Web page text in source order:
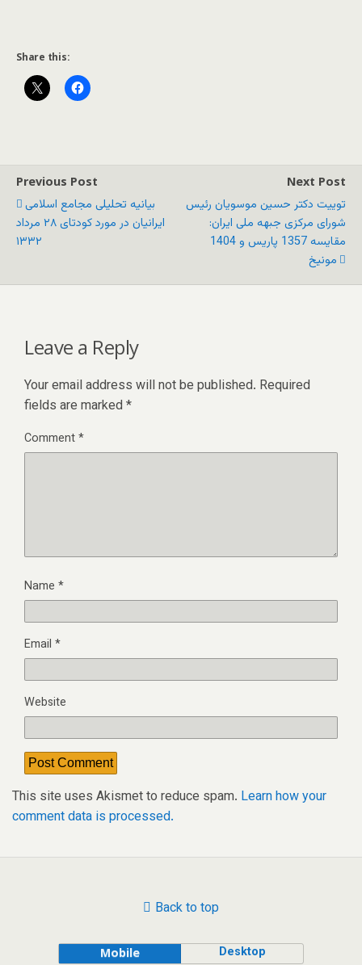
Share this:
Previous Post
بیانیه تحلیلی مجامع اسلامی
ایرانیان در مورد کودتای ۲۸ مرداد
۱۳۳۲
Next Post
توییت دکتر حسین موسویان رئیس
شورای مرکزی جبهه ملی ایران:
مقایسه 1357 پاریس و 1404
مونیخ
Leave a Reply
Your email address will not be published. Required
fields are marked *
Comment*
Name *
Email *
Website
This site uses Akismet to reduce spam. Learn how your
comment data is processed.
Back to top
Mobile Desktop